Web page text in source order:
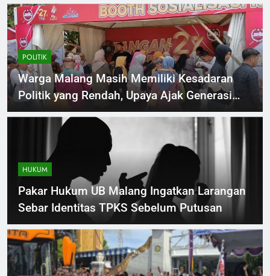
POLITIK
Warga Malang Masih Memiliki Kesadaran
Politik yang Rendah, Upaya Ajak Generasi
Muda Untuk Berpartisipasi
HUKUM
Pakar Hukum UB Malang Ingatkan Larangan
Sebar Identitas TPKS Sebelum Putusan